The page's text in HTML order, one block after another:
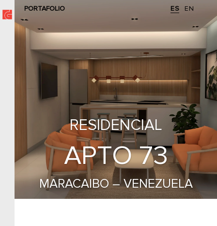
RESIDENCIAL
APTO 73
MARACAIBO – VENEZUELA
PORTAFOLIO ES EN